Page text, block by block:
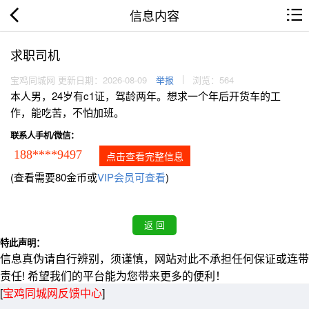
信息内容
求职司机
宝鸡同城网 更新日期：2026-08-09 举报 浏览：564
本人男，24岁有c1证，驾龄两年。想求一个年后开货车的工
作，能吃苦，不怕加班。
联系人手机/微信：
188****9497 点击查看完整信息
(查看需要80金币或VIP会员可查看)
特此声明：
信息真伪请自行辨别，须谨慎，网站对此不承担任何保证或连带
责任! 希望我们的平台能为您带来更多的便利！
[宝鸡同城网反馈中心]